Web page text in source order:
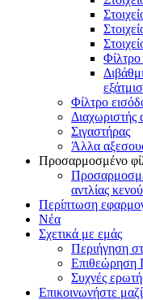
Φίλτρο
Φίλτρο
Διαχωριστής
Σιγαστήρας
Άλλα
Προσαρμοσμένο
αντλίας κενού
Περίπτωση
Νέα
Σχετικά με εμάς
Περιήγηση
Επιθεώρηση
Συχνές
Επικοινωνήστε